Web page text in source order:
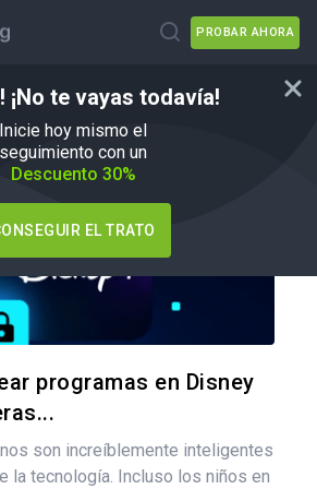
PROBAR AHORA
¡No te vayas todavía!
Inicie hoy mismo el
seguimiento con un
Descuento 30%
EL TRATO
para padres
programas en Disney
son increíblemente inteligentes
la tecnología. Incluso los niños en